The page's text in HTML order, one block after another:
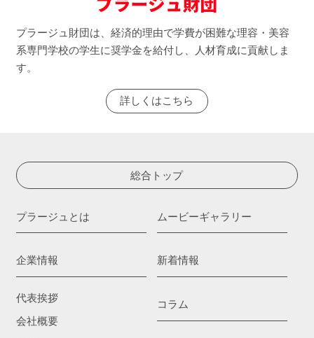
プラージュ財団は、経済的理由で学費が困難な理容・美容
系専門学校の学生に奨学金を給付し、人材育成に貢献しま
す。
詳しくはこちら
総合トップ
プラージュとは
企業情報
代表挨拶
会社概要
ムービーギャラリー
新着情報
コラム